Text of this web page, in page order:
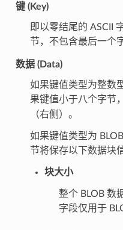
键 (Key)
即以零结尾的 ASCII
节，不包含最后一个
数据 (Data)
如果键值类型为整数
果键值小于八个字节
（右侧）。
如果键值类型为
节将保存以下数据块
块大小
整个 BLOB 数
字段仅用于